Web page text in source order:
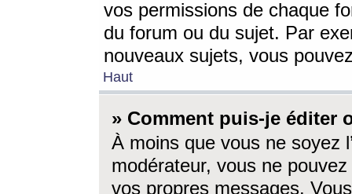
vos permissions de chaque
du forum ou du sujet. Par
nouveaux sujets, vous
Haut
» Comment puis-je éditer
À moins que vous ne soyez
modérateur, vous ne
vos propres messages.